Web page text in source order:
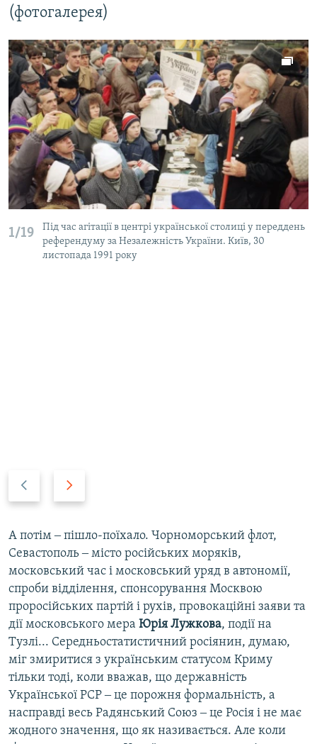
(фотогалерея)
1/19
Під час агітації в центрі української столиці у переддень
референдуму за Незалежність України. Київ, 30
листопада 1991 року
v
i
o
u
s
s
l
i
d
e
s
l
i
d
e
А потім ‒ пішло-поїхало. Чорноморський флот,
Севастополь ‒ місто російських моряків,
московський час і московський уряд в автономії,
спроби відділення, спонсорування Москвою
проросійських партій і рухів, провокаційні заяви та
дії московського мера Юрія Лужкова, події на
Тузлі... Середньостатистичний росіянин, думаю,
міг змиритися з українським статусом Криму
тільки тоді, коли вважав, що державність
Української РСР ‒ це порожня формальність, а
насправді весь Радянський Союз ‒ це Росія і не має
жодного значення, що як називається. Але коли